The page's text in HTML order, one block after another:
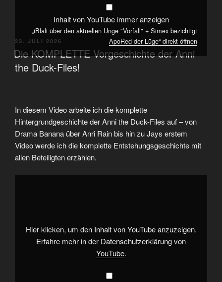
Inhalt von YouTube immer anzeigen
„iBlali über den aktuellen Unge "Vorfall" + Simex bezichtigt
ApoRed der Lüge“ direkt öffnen
VERÖFFENTLICHT
AM
23. JULI 2026
Die KOMPLETTE Vorgeschichte der Anni
the Duck-Files!
In diesem Video arbeite ich die komplette
Hintergrundgeschichte der Anni the Duck-Files auf – von
Drama Banana über Anri Rain bis hin zu Jays erstem
Video werde ich die komplette Entstehungsgeschichte mit
allen Beteiligten erzählen.
„Die
Files!“
von
YouTube
anzeigen
Hier klicken, um den Inhalt von YouTube anzuzeigen.
Erfahre mehr in der Datenschutzerklärung von
YouTube.